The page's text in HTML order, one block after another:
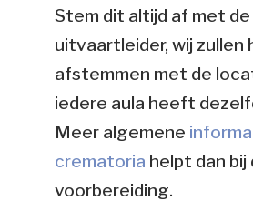
Stem dit altijd af met de
uitvaartleider, wij zullen
afstemmen met de
iedere aula heeft
Meer algemene
crematoria helpt dan bij
voorbereiding.